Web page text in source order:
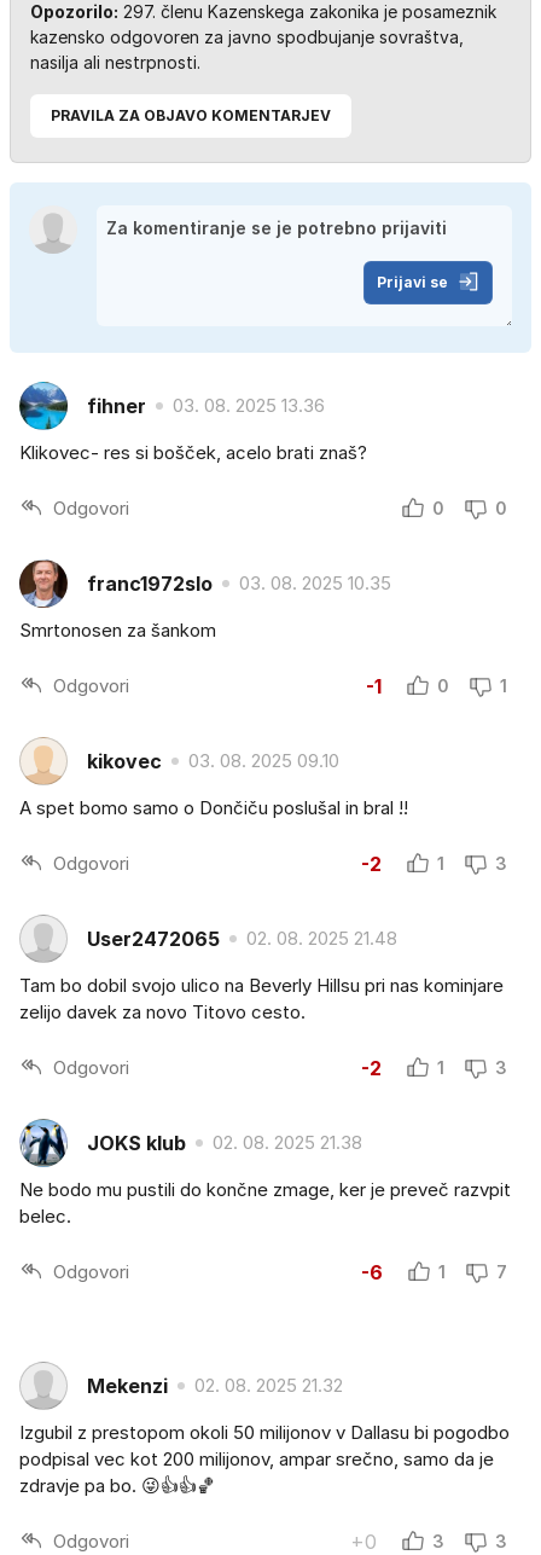
Opozorilo: 297. členu Kazenskega zakonika je posameznik
kazensko odgovoren za javno spodbujanje sovraštva,
nasilja ali nestrpnosti.
PRAVILA ZA OBJAVO KOMENTARJEV
Prijavi se
fihner 03. 08. 2025 13.36
Klikovec- res si bošček, acelo brati znaš?
Odgovori 0 0
franc1972slo 03. 08. 2025 10.35
Smrtonosen za šankom
Odgovori -1 0 1
kikovec 03. 08. 2025 09.10
A spet bomo samo o Dončiču poslušal in bral !!
Odgovori -2 1 3
User2472065 02. 08. 2025 21.48
Tam bo dobil svojo ulico na Beverly Hillsu pri nas kominjare
zelijo davek za novo Titovo cesto.
Odgovori -2 1 3
JOKS klub 02. 08. 2025 21.38
Ne bodo mu pustili do končne zmage, ker je preveč razvpit
belec.
Odgovori -6 1 7
Mekenzi 02. 08. 2025 21.32
Izgubil z prestopom okoli 50 milijonov v Dallasu bi pogodbo
podpisal vec kot 200 milijonov, ampar srečno, samo da je
zdravje pa bo. 😜👍👍🏀
Odgovori +0 3 3